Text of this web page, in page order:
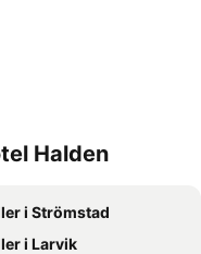
Halden
i Strömstad
i Larvik